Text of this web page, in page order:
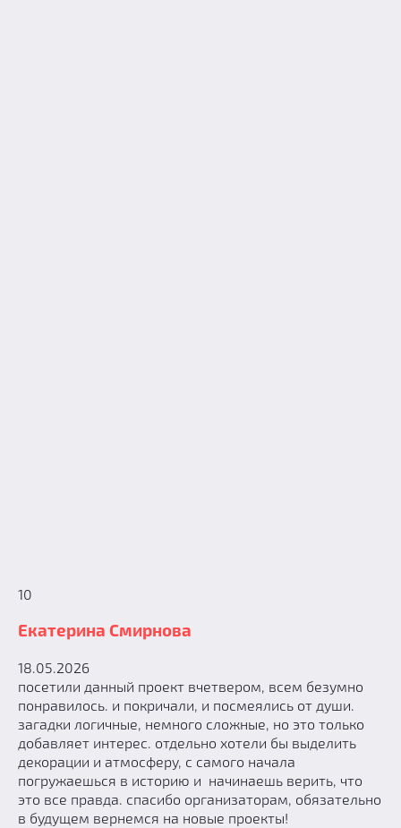
10
Екатерина Смирнова
18.05.2026
посетили данный проект вчетвером, всем безумно
понравилось. и покричали, и посмеялись от души.
загадки логичные, немного сложные, но это только
добавляет интерес. отдельно хотели бы выделить
декорации и атмосферу, с самого начала
погружаешься в историю и начинаешь верить, что
это все правда. спасибо организаторам, обязательно
в будущем вернемся на новые проекты!